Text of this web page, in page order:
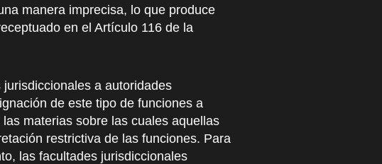
manera imprecisa, lo que produce
en el Artículo 116 de la
a autoridades
de este tipo de funciones a
las materias sobre las cuales aquellas
restrictiva de las funciones. Para
las facultades jurisdiccionales